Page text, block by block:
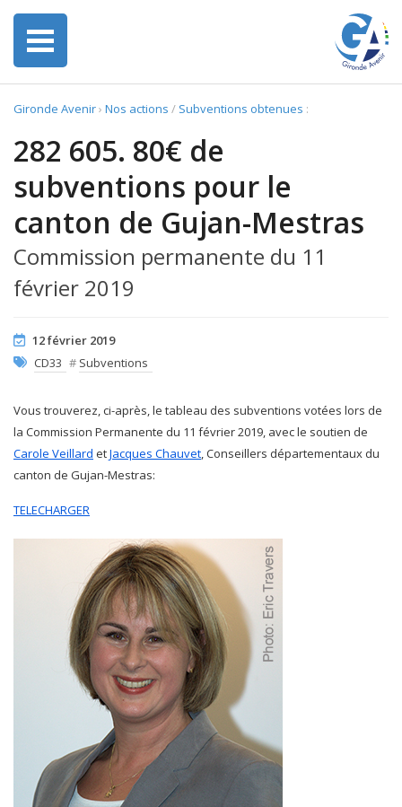
Gironde Avenir› Nos actions / Subventions obtenues :
282 605. 80€ de
subventions pour le
canton de Gujan-Mestras
Commission permanente du 11
février 2019
12 février 2019
CD33 # Subventions
Vous trouverez, ci-après, le tableau des subventions votées lors de
la Commission Permanente du 11 février 2019, avec le soutien de
Carole Veillard etJacques Chauvet, Conseillers départementaux du
canton de Gujan-Mestras:
TELECHARGER